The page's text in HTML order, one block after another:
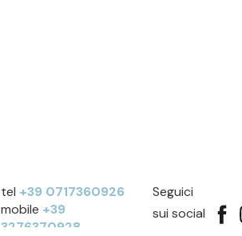
tel +39 0717360926
mobile +39
3276370928
Seguici
sui social